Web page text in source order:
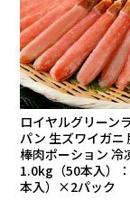
ロイヤルグリーン
パン 生ズワイガニ
棒肉ポーション 冷
1.0kg（50本入）
本入）×2パック